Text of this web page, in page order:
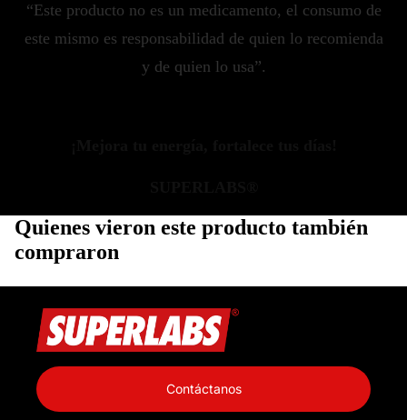
“Este producto no es un medicamento, el consumo de
este mismo es responsabilidad de quien lo recomienda
y de quien lo usa”.
Quienes vieron este producto también
compraron
Contáctanos
Información de contacto
Política de reembolso